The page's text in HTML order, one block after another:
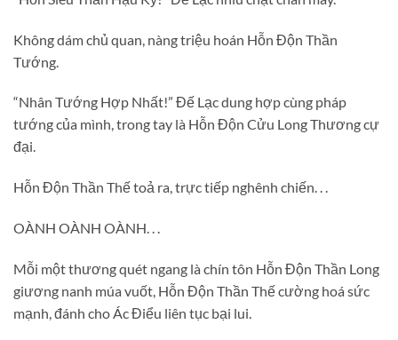
Không dám chủ quan, nàng triệu hoán Hỗn Độn Thần
Tướng.
“Nhân Tướng Hợp Nhất!” Đế Lạc dung hợp cùng pháp
tướng của mình, trong tay là Hỗn Độn Cửu Long Thương cự
đại.
Hỗn Độn Thần Thế toả ra, trực tiếp nghênh chiến. . .
OÀNH OÀNH OÀNH. . .
Mỗi một thương quét ngang là chín tôn Hỗn Độn Thần Long
giương nanh múa vuốt, Hỗn Độn Thần Thế cường hoá sức
mạnh, đánh cho Ác Điểu liên tục bại lui.